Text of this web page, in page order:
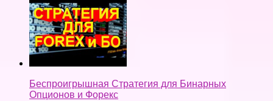
Беспроигрышная Стратегия для Бинарных
Опционов и Форекс